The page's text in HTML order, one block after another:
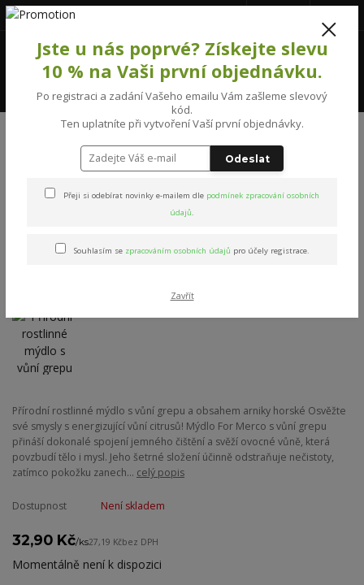
777231992
0 Kč
MÝDLA Přírodní rostlinné mýdlo s vůní grepu
Přírodní rostlinné mýdlo s
vůní grepu
Přírodní rostlinné mýdlo s vůní grepu a obsahem arniky horské Osvěžte
své smysly s energizující vůní citrusů! Mýdlo For Merco s vůní grepu
přináší dokonalé spojení jemného čištění a svěží ovocné vůně, která
povzbudí tělo i mysl. Jeho šetrné složení účinně odstraňuje nečistoty,
zatímco pokožku zanech... celý popis
Dostupnost Není skladem
32,90 Kč/ks27,19 Kčbez DPH
Momentálně není k dispozici
Jste u nás poprvé? Získejte slevu
10 % na Vaši první objednávku.
Po registraci a zadání Vašeho emailu Vám zašleme slevový
kód.
Ten uplatníte při vytvoření Vaší první objednávky.
Odeslat
Přeji si odebírat novinky e-mailem dle podmínek zpracování osobních
údajů.
Souhlasím se zpracováním osobních údajů pro účely registrace.
Zavřít